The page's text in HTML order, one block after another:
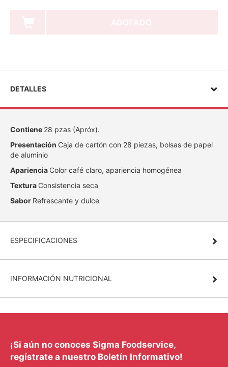
DETALLES
Contiene 28 pzas (Apróx).
Presentación Caja de cartón con 28 piezas, bolsas de papel
de aluminio
Apariencia Color café claro, apariencia homogénea
Textura Consistencia seca
Sabor Refrescante y dulce
ESPECIFICACIONES
INFORMACIÓN NUTRICIONAL
¡Si aún no conoces Sigma Foodservice,
regístrate a nuestro Boletín Informativo!